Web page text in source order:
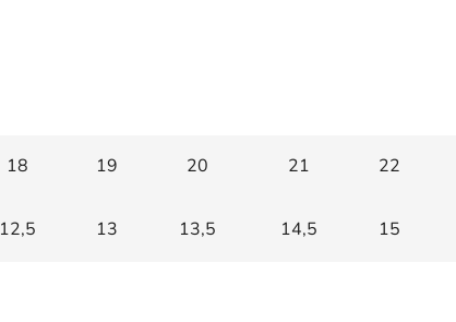
18 19 20 21 22
12,5 13 13,5 14,5 15